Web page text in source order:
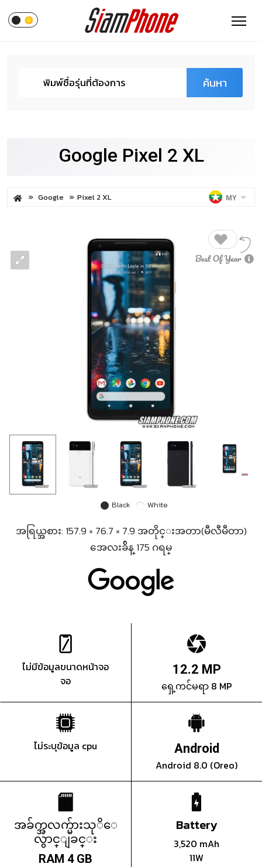
ค้นหา
Google Pixel 2 XL
Google Pixel 2 XL MY
Black White
အရြယ္အစား: 157.9 × 76.7 × 7.9 အတိုင္းအတာ(မီလီမီတာ)
အေလးခ်ိန္ 175 ဂရမ္
ไม่มีข้อมูลขนาดหน้าจอ
จอ
12.2 MP
ရှေ့ကင်မရာ 8 MP
ไม่ระบุข้อมูล cpu Android
Android 8.0 (Oreo)
အခ်က္အလက္မ်ားသုိေ
လွာင္ျခင္း
RAM 4 GB
Battery
3,520 mAh
11W